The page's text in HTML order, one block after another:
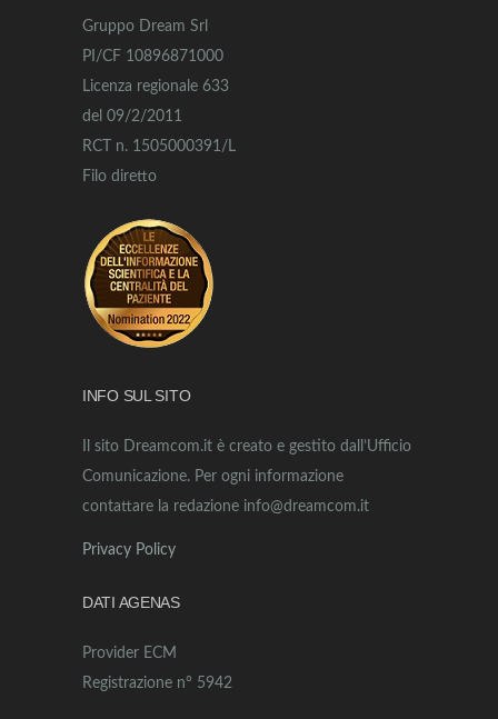
Gruppo Dream Srl
PI/CF 10896871000
Licenza regionale 633
del 09/2/2011
RCT n. 1505000391/L
Filo diretto
INFO SUL SITO
Il sito Dreamcom.it è creato e gestito dall’Ufficio
Comunicazione. Per ogni informazione
contattare la redazione info@dreamcom.it
Privacy Policy
DATI AGENAS
Provider ECM
Registrazione n° 5942